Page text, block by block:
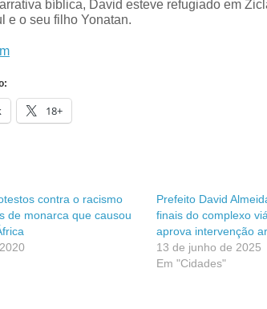
bíblica, David esteve refugiado em
e o seu filho Yonatan.
18+
contra o racismo
de monarca que causou
Prefeito David
finais do complexo
aprova intervenção
13 de junho de 2025
Em "Cidades"